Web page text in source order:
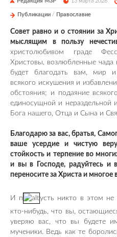
Публикации / Православие
Совет равно и о стоянии за
мыслящим в пользу
христолюбивом граде
Христовы, возлюбленные чада
будет благодать вам, мир
всякого искушения и
обстояния; и подаяние
единосущной и нераздельной
Бога нашего, Отца и Сына и
Благодарю за вас, братья,
ваше усердие и чистую
стойкость и терпение во
и вы в Господе, радуйтесь и
переносите за Христа и многое
И п
усть никто в этом не
кто-нибудь, что вы,
уверяю вас, что вы будете
мученики. Ведь как те